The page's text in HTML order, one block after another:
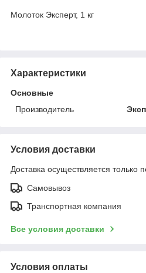
Молоток Эксперт, 1 кг
Характеристики
Основные
Производитель
Условия доставки
Доставка осуществляется только
Самовывоз
Транспортная компания
Все условия доставки
Условия оплаты